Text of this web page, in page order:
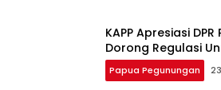
KAPP Apresiasi
Dorong Regulasi
Papua Pegunungan